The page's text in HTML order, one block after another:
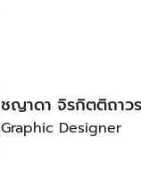
ชญาดา จิรกิตติถาวร
Graphic Designer